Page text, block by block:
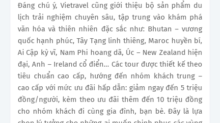
Đáng chú ý, Vietravel cũng giới thiệu bộ sản phẩm du
lịch trải nghiệm chuyên sâu, tập trung vào khám phá
văn hóa và thiên nhiên đặc sắc như: Bhutan – vương
quốc hạnh phúc, Tây Tạng linh thiêng, Maroc huyền bí,
Ai Cập kỳ vĩ, Nam Phi hoang dã, Úc – New Zealand hiện
đại, Anh – Ireland cổ điển… Các tour được thiết kế theo
tiêu chuẩn cao cấp, hướng đến nhóm khách trung –
cao cấp với mức ưu đãi hấp dẫn: giảm ngay đến 5 triệu
đồng/người, kèm theo ưu đãi thêm đến 10 triệu đồng
cho nhóm khách đi cùng gia đình, bạn bè. Đây là lựa